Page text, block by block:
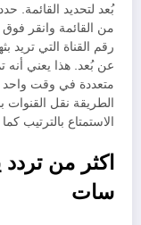
رقم القناة التي
عن بُعد. هذا يعني أنه
متعددة في وقت واحد
الطريقة نقل
الاستمتاع بالترتيب
اكثر من
سات